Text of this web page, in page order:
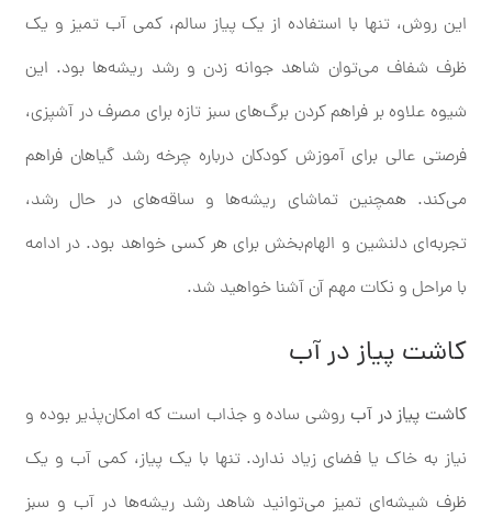
این روش، تنها با استفاده از یک پیاز سالم، کمی آب تمیز و یک
ظرف شفاف می‌توان شاهد جوانه ‌زدن و رشد ریشه‌ها بود. این
شیوه علاوه بر فراهم کردن برگ‌های سبز تازه برای مصرف در آشپزی،
فرصتی عالی برای آموزش کودکان درباره چرخه رشد گیاهان فراهم
می‌کند. همچنین تماشای ریشه‌ها و ساقه‌های در حال رشد،
تجربه‌ای دلنشین و الهام‌بخش برای هر کسی خواهد بود. در ادامه
با مراحل و نکات مهم آن آشنا خواهید شد.
کاشت پیاز در آب
کاشت پیاز در آب روشی ساده و جذاب است که امکان‌پذیر بوده و
نیاز به خاک یا فضای زیاد ندارد. تنها با یک پیاز، کمی آب و یک
ظرف شیشه‌ای تمیز می‌توانید شاهد رشد ریشه‌ها در آب و سبز